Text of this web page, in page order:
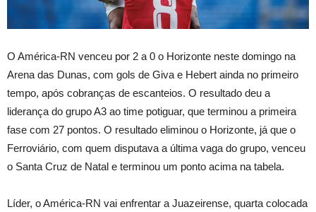
O América-RN venceu por 2 a 0 o Horizonte neste domingo na
Arena das Dunas, com gols de Giva e Hebert ainda no primeiro
tempo, após cobranças de escanteios. O resultado deu a
liderança do grupo A3 ao time potiguar, que terminou a primeira
fase com 27 pontos. O resultado eliminou o Horizonte, já que o
Ferroviário, com quem disputava a última vaga do grupo, venceu
o Santa Cruz de Natal e terminou um ponto acima na tabela.
Líder, o América-RN vai enfrentar a Juazeirense, quarta colocada